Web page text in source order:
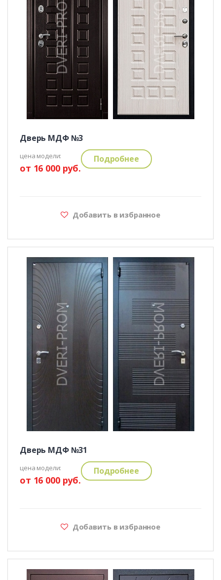
Дверь МДФ №3
цена модели:
от 16 000 руб.
Подробнее
Добавить в избранное
Дверь МДФ №31
цена модели:
от 16 000 руб.
Подробнее
Добавить в избранное